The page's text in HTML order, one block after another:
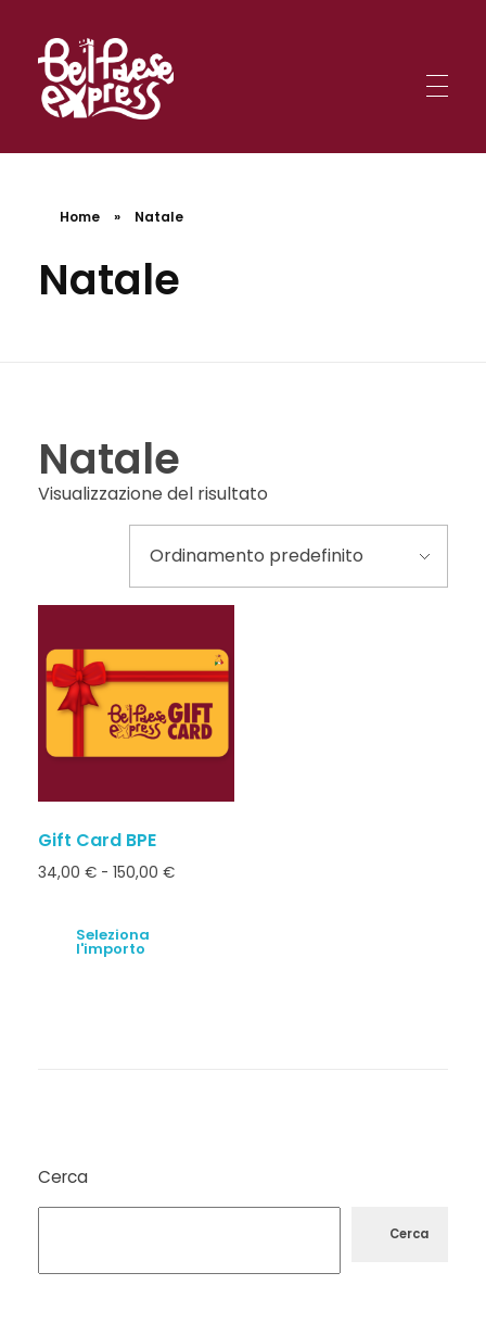
BelPaese Express
Smartphone in una mano, mappa nell'altra: sei pronto per affrontare le missioni BPE tra le meraviglie d'Italia?
Home » Natale
Natale
Natale
Visualizzazione del risultato
Gift Card BPE
34,00 € - 150,00 €
Seleziona
l'importo
Cerca
Cerca